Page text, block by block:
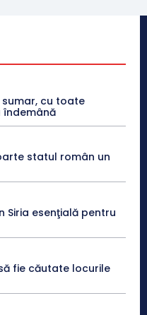
sumar, cu toate
îndemână
statul român un
Siria esenţială pentru
fie căutate locurile